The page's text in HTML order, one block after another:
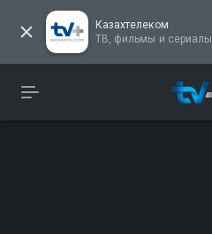
Казахтелеком
ТВ, фильмы и сериалы